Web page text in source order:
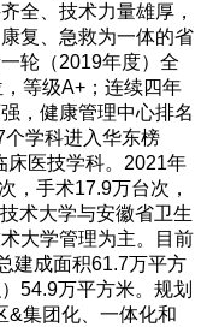
全、技术力量雄厚，
复、急救为一体的省
轮（2019年度）全
等级A+；连续四年
，健康管理中心排名
学科进入华东榜
床医技学科。2021年
，手术17.9万台次，
术大学与安徽省卫生
大学管理为主。目前
建成面积61.7万平方
54.9万平方米。规划
&集团化、一体化和